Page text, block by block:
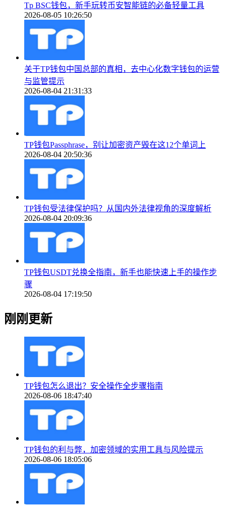
Tp BSC钱包，新手玩转币安智能链的必备轻量工具
2026-08-05 10:26:50
关于TP钱包中国总部的真相，去中心化数字钱包的运营
与监管提示
2026-08-04 21:31:33
TP钱包Passphrase，别让加密资产毁在这12个单词上
2026-08-04 20:50:36
TP钱包受法律保护吗？从国内外法律视角的深度解析
2026-08-04 20:09:36
TP钱包USDT兑换全指南，新手也能快速上手的操作步
骤
2026-08-04 17:19:50
刚刚更新
TP钱包怎么退出？安全操作全步骤指南
2026-08-06 18:47:40
TP钱包的利与弊，加密领域的实用工具与风险提示
2026-08-06 18:05:06